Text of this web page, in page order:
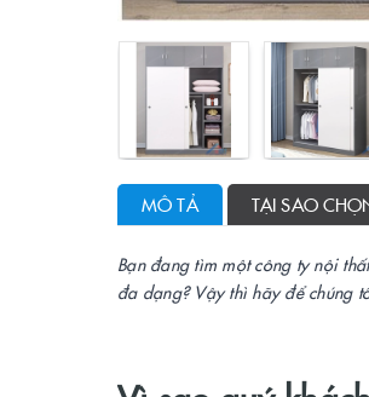
MÔ TẢ TẠI SAO
Bạn đang tìm một công ty nội
đa dạng? Vậy thì hãy để chúng